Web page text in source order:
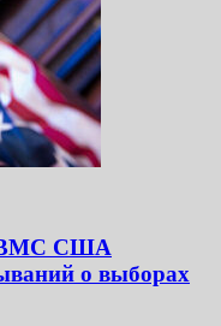
ВМС США
о выборах